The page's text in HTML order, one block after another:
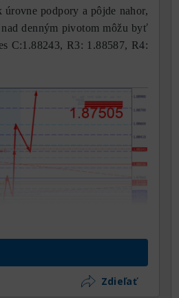
podpory a pôjde nahor,
denným pivotom môžu byť
C:1.88243, R3: 1.88587, R4:
Zdieľať